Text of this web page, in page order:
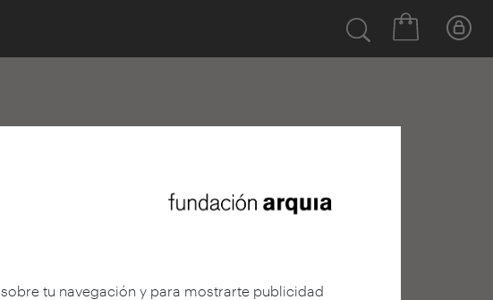
tu navegación y para mostrarte publicidad